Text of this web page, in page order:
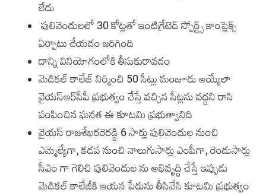
లేదు
పులివెందులలో 30 కోట్లతో ఇంటిగ్రేటెడ్ స్పోర్ట్స్ కాంప్లెక్స్
ఏర్పాటు చేయడం జరిగింది
దాన్ని వినియోగంలోకి తీసుకురావడం
మెడికల్ కాలేజ్ నిర్మించి 50 సీట్లు మంజూరు అయ్యేలా
వైయ‌స్ఆర్‌సీపీ ప్రభుత్వం చేస్తే వచ్చిన సీట్లను వద్దని రాసి
పంపించిన ఘనత ఈ కూటమి ప్రభుత్వానిది
వైయ‌స్ రాజ‌శేఖ‌ర‌రెర‌డ్డి 6 సార్లు పులివెందుల నుంచి
ఎమ్మెల్యేగా, కడప నుంచి నాలుగుసార్లు ఎంపీగా, రెండుసార్లు
సీఎం గా గెలిచి పులివెందుల ను అభివృద్ధి చేస్తే ఇప్పుడు
మెడికల్ కాలేజీకి ఆయన పేరును తీసివేసి కూటమి ప్రభుత్వం